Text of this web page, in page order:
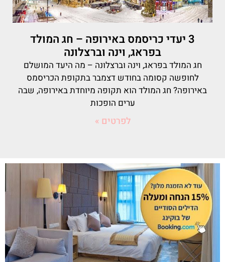
3 יעדי כריסמס באירופה – חג המולד
בפראג, וינה וברצלונה
חג המולד בפראג, וינה וברצלונה – מה היעד המושלם
לחופשה קסומה בחודש דצמבר בתקופת הכריסמס
באירופה? חג המולד הוא תקופה מיוחדת באירופה, שבה
ערים הופכות
לפרטים »